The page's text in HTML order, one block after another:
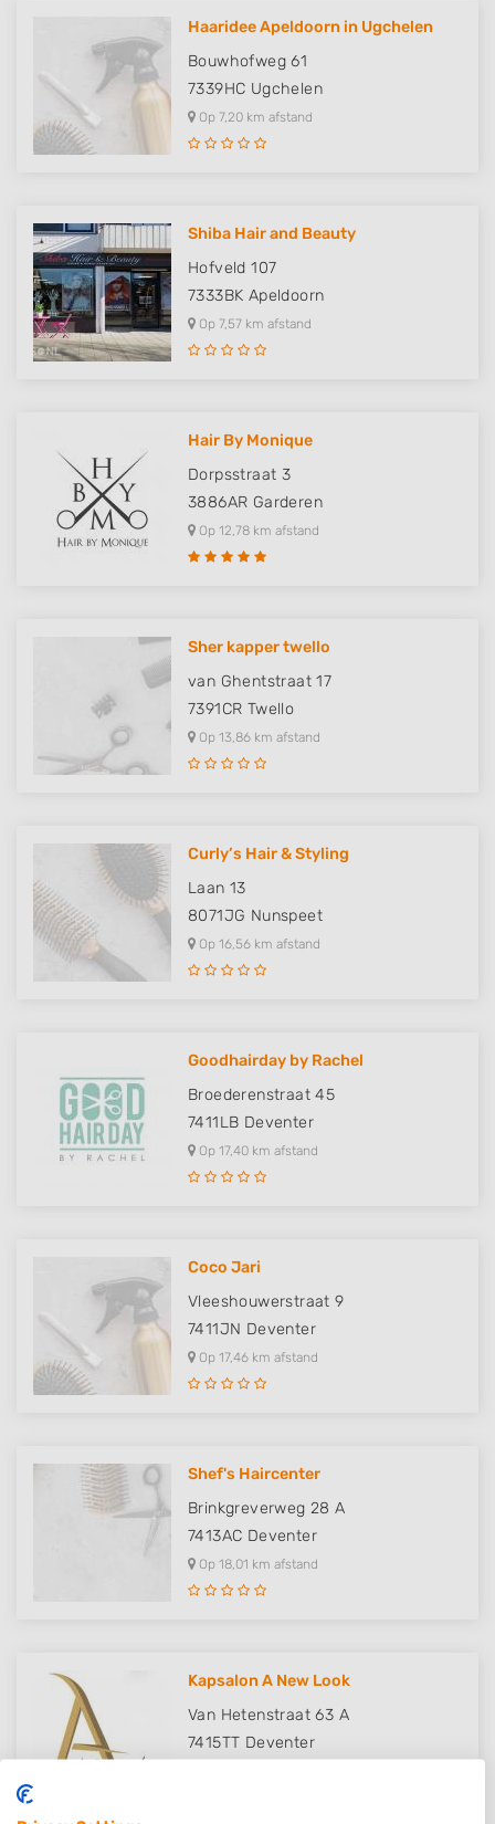
Haaridee Apeldoorn in Ugchelen
Bouwhofweg 61
7339HC Ugchelen
Op 7,20 km afstand
Shiba Hair and Beauty
Hofveld 107
7333BK Apeldoorn
Op 7,57 km afstand
Hair By Monique
Dorpsstraat 3
3886AR Garderen
Op 12,78 km afstand
Sher kapper twello
van Ghentstraat 17
7391CR Twello
Op 13,86 km afstand
Curly’s Hair & Styling
Laan 13
8071JG Nunspeet
Op 16,56 km afstand
Goodhairday by Rachel
Broederenstraat 45
7411LB Deventer
Op 17,40 km afstand
Coco Jari
Vleeshouwerstraat 9
7411JN Deventer
Op 17,46 km afstand
Shef's Haircenter
Brinkgreverweg 28 A
7413AC Deventer
Op 18,01 km afstand
Kapsalon A New Look
Van Hetenstraat 63 A
7415TT Deventer